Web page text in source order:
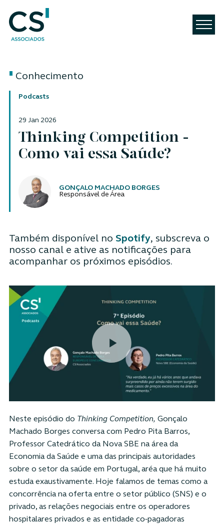
Conhecimento
Podcasts
29 Jan 2026
Thinking Competition -
Como vai essa Saúde?
Autores
GONÇALO MACHADO BORGES
Responsável de Área
Também disponível no Spotify, subscreva o
nosso canal e ative as notificações para
acompanhar os próximos episódios.
Neste episódio do Thinking Competition, Gonçalo
Machado Borges conversa com Pedro Pita Barros,
Professor Catedrático da Nova SBE na área da
Economia da Saúde e uma das principais autoridades
sobre o setor da saúde em Portugal, aréa que há muito
estuda exaustivamente. Hoje falamos de temas como a
concorrência na oferta entre o setor público (SNS) e o
privado, as relações negociais entre os operadores
hospitalares privados e as entidade co-pagadoras